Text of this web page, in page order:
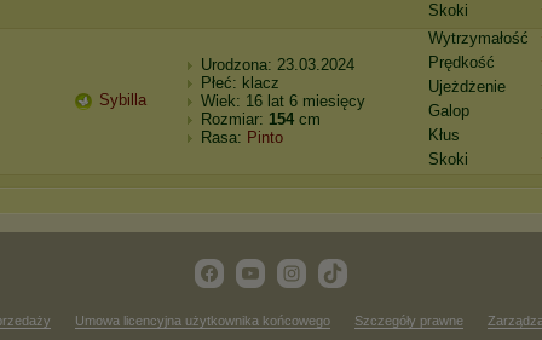
Skoki
Sybilla
Urodzona: 23.03.2024
Płeć: klacz
Wiek: 16 lat 6 miesięcy
Rozmiar: 154 cm
Rasa: Pinto
Wytrzymałość
Prędkość
Ujeżdżenie
Galop
Kłus
Skoki
Umowa licencyjna użytkownika końcowego Szczegóły prawne